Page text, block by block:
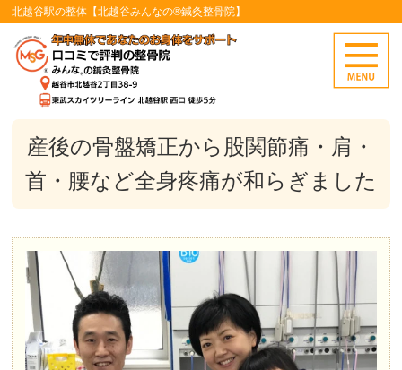
北越谷駅の整体【北越谷みんなの®鍼灸整骨院】
産後の骨盤矯正から股関節痛・肩・
首・腰など全身疼痛が和らぎました